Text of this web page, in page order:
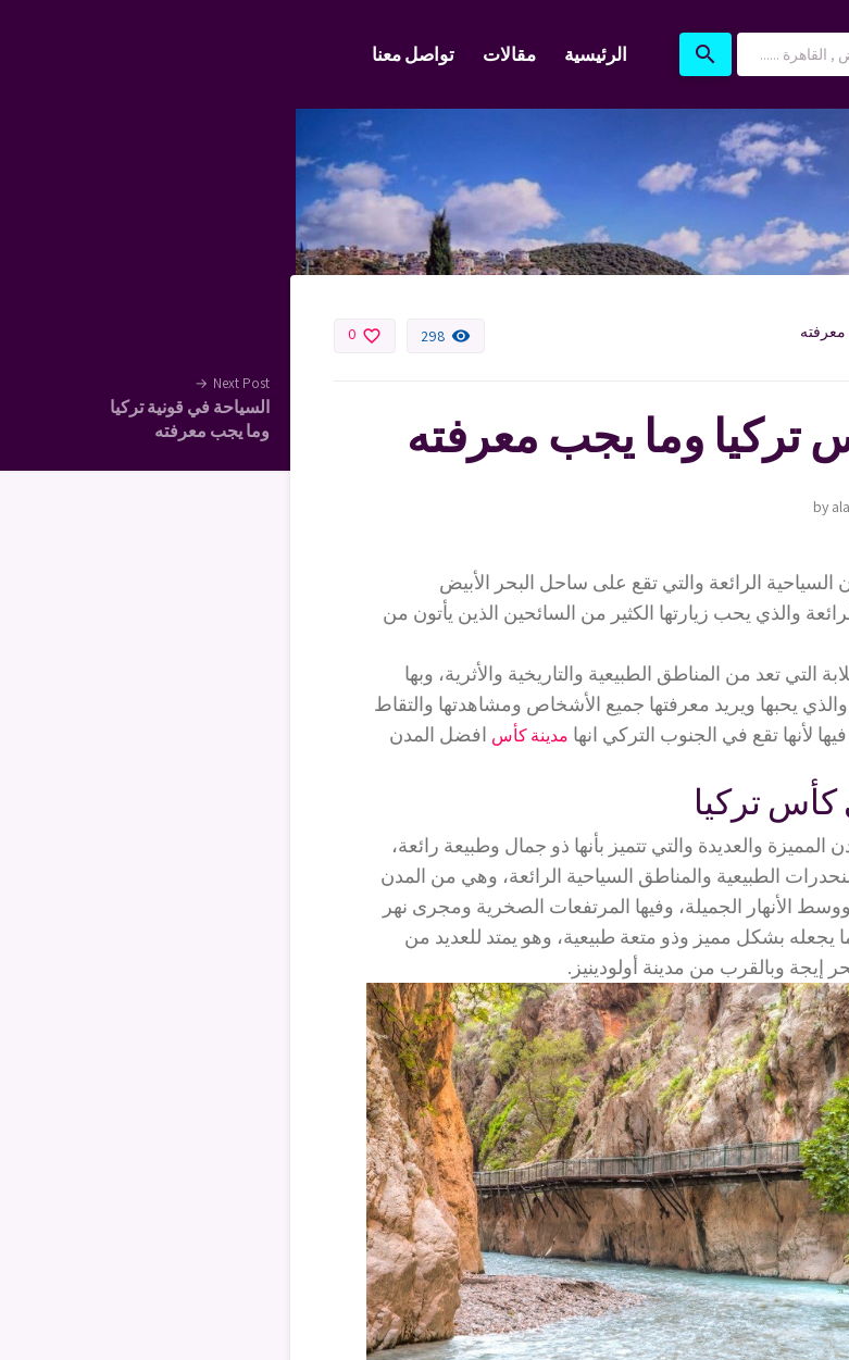
search الرئيسية مقالات تواصل معنا
remove_red_eye
298
favorite_border
0
Next Post
→
السياحة في قونية تركيا
وما يجب معرفته
تركيا وما يجب معرفته
by
الرائعة والتي تقع على ساحل البحر الأبيض
والذي يحب زيارتها الكثير من السائحين الذين يأتون من
التي تعد من المناطق الطبيعية والتاريخية والأثرية، وبها
يحبها ويريد معرفتها جميع الأشخاص ومشاهدتها والتقاط
لأنها تقع في الجنوب التركي انها مدينة كأس افضل المدن
تركيا
والعديدة والتي تتميز بأنها ذو جمال وطبيعة رائعة،
الطبيعية والمناطق السياحية الرائعة، وهي من المدن
الأنهار الجميلة، وفيها المرتفعات الصخرية ومجرى نهر
بشكل مميز وذو متعة طبيعية، وهو يمتد للعديد من
وبالقرب من مدينة أولودينيز.